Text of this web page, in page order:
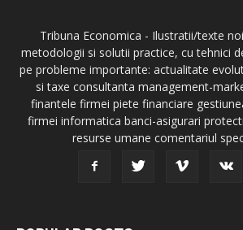
Tribuna Economica - Ilustratii/texte
metodologii si solutii practice, cu tehnici
pe probleme importante: actualitate
si taxe consultanta management-
finantele firmei piete financiare
firmei informatica banci-asigurari
resurse umane comentariul